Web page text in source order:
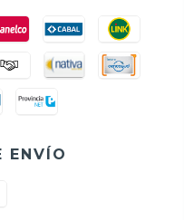
ENVÍO